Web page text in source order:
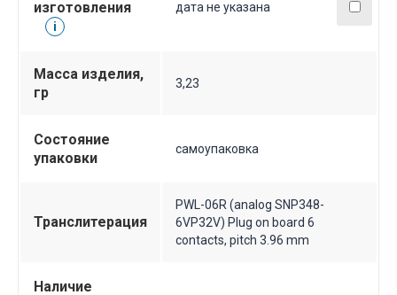
изготовления
i
дата не указана
Масса изделия,
гр
3,23
Состояние
упаковки
самоупаковка
Транслитерация
PWL-06R (analog SNP348-
6VP32V) Plug on board 6
contacts, pitch 3.96 mm
Наличие